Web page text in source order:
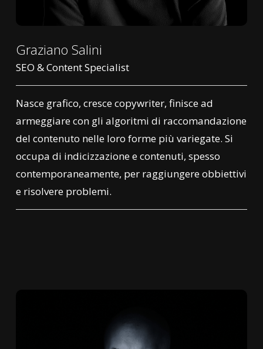
Graziano Salini
SEO & Content Specialist
Nasce grafico, cresce copywriter, finisce ad
armeggiare con gli algoritmi di raccomandazione
del contenuto nelle loro forme più variegate. Si
occupa di indicizzazione e contenuti, spesso
contemporaneamente, per raggiungere obbiettivi
e risolvere problemi.